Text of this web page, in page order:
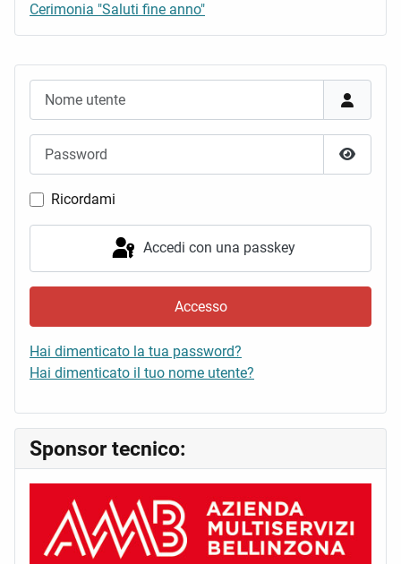
Mostra
Ricordami
Accedi con una passkey
Accesso
Hai dimenticato la tua password?
Hai dimenticato il tuo nome utente?
Sponsor tecnico:
Cerimonia "Saluti fine anno"